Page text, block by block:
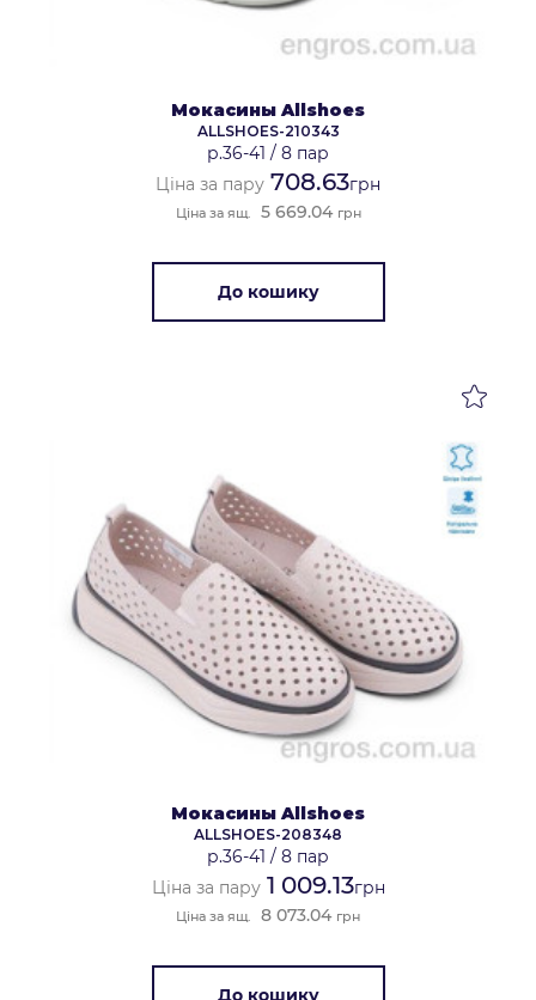
Мокасины Allshoes
ALLSHOES-210343
р.36-41 / 8 пар
Ціна за пару 708.63грн
Ціна за ящ. 5 669.04 грн
До кошику
Мокасины Allshoes
ALLSHOES-208348
р.36-41 / 8 пар
Ціна за пару1 009.13грн
Ціна за ящ. 8 073.04 грн
До кошику